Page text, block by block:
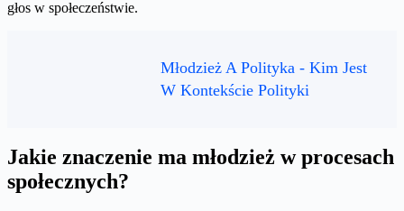
głos w społeczeństwie.
Młodzież A Polityka - Kim Jest
W Kontekście Polityki
Jakie znaczenie ma młodzież w procesach
społecznych?